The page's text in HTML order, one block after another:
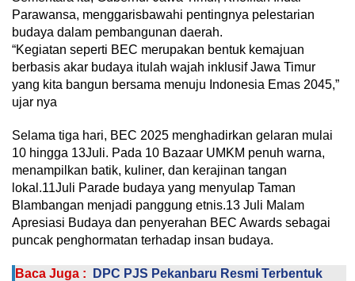
Parawansa, menggarisbawahi pentingnya pelestarian
budaya dalam pembangunan daerah.
“Kegiatan seperti BEC merupakan bentuk kemajuan
berbasis akar budaya itulah wajah inklusif Jawa Timur
yang kita bangun bersama menuju Indonesia Emas 2045,”
ujar nya
Selama tiga hari, BEC 2025 menghadirkan gelaran mulai
10 hingga 13Juli. Pada 10 Bazaar UMKM penuh warna,
menampilkan batik, kuliner, dan kerajinan tangan
lokal.11Juli Parade budaya yang menyulap Taman
Blambangan menjadi panggung etnis.13 Juli Malam
Apresiasi Budaya dan penyerahan BEC Awards sebagai
puncak penghormatan terhadap insan budaya.
Baca Juga : DPC PJS Pekanbaru Resmi Terbentuk